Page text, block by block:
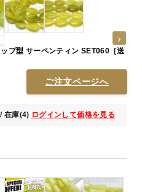
プ型 サーペンティン SET060［送
ご注文ページへ
/ 在庫(4) ログインして価格を見る